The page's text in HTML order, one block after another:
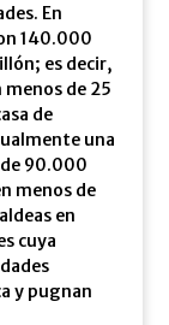
En
140.000
es decir,
de 25
de
una
90.000
menos de
en
cuya
y pugnan